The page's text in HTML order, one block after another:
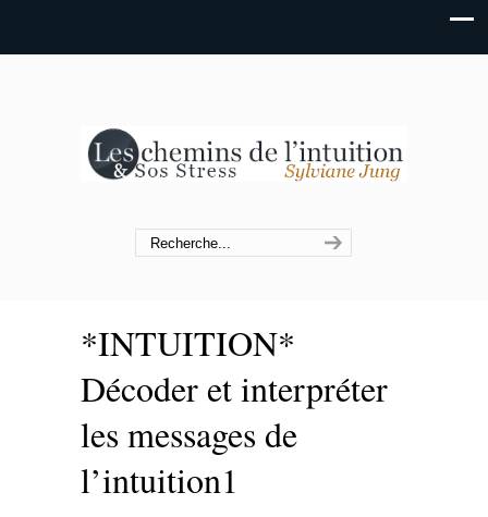
*INTUITION*
Décoder et interpréter
les messages de
l’intuition1